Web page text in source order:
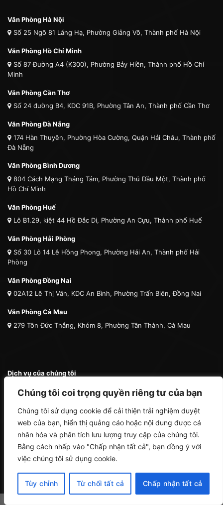
Chúng tôi coi trọng quyền riêng tư của bạn
Chúng tôi sử dụng cookie để cải thiện trải nghiệm duyệt
web của bạn, hiển thị quảng cáo hoặc nội dung được cá
nhân hóa và phân tích lưu lượng truy cập của chúng tôi.
Bằng cách nhấp vào "Chấp nhận tất cả", bạn đồng ý với
việc chúng tôi sử dụng cookie.
Tùy chỉnh Từ chối tất cả Chấp nhận tất cả
Văn Phòng Hà Nội
Số 25 Ngõ 81 Láng Hạ, Phường Giảng Võ, Thành phố Hà Nội
Văn Phòng Hồ Chí Minh
Số 87 Đường A4 (K300), Phường Bảy Hiền, Thành phố Hồ Chí
Minh
Văn Phòng Cần Thơ
Số 24 đường B4, KDC 91B, Phường Tân An, Thành phố Cần Thơ
Văn Phòng Đà Nẵng
174 Hàn Thuyên, Phường Hòa Cường, Quận Hải Châu, Thành phố
Đà Nẵng
Văn Phòng Bình Dương
804 Cách Mạng Tháng Tám, Phường Thủ Dầu Một, Thành phố
Hồ Chí Minh
Văn Phòng Huế
Lô B1.29, kiệt 44 Hồ Đắc Di, Phường An Cựu, Thành phố Huế
Văn Phòng Hải Phòng
Số 30 Lô 14 Lê Hồng Phong, Phường Hải An, Thành phố Hải
Phòng
Văn Phòng Đồng Nai
02A12 Lê Thị Vân, KDC An Bình, Phường Trấn Biên, Đồng Nai
Văn Phòng Cà Mau
279 Tôn Đức Thắng, Khóm 8, Phường Tân Thành, Cà Mau
Dịch vụ của chúng tôi
Chuyển phát nhanh quốc tế
Vận tải quốc tế
Vận chuyển thú cưng
Mua hộ hàng nước ngoài